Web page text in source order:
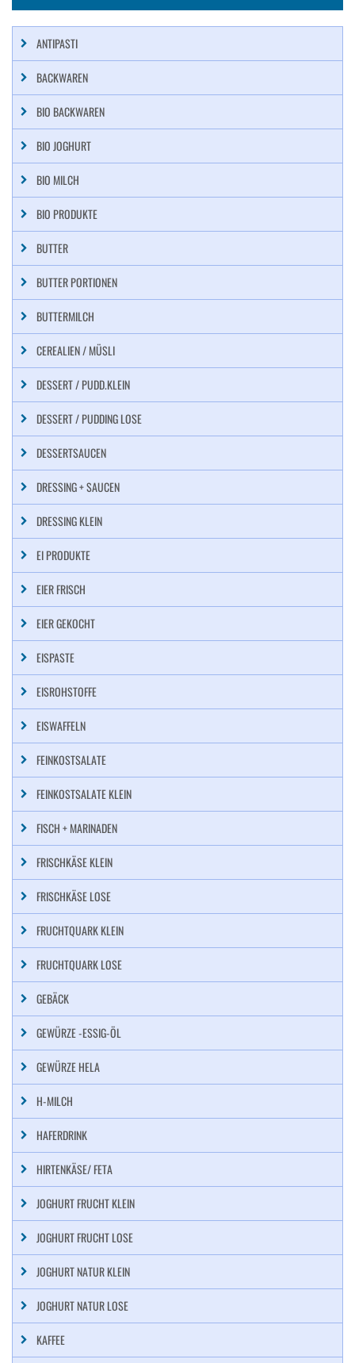
ANTIPASTI
BACKWAREN
BIO BACKWAREN
BIO JOGHURT
BIO MILCH
BIO PRODUKTE
BUTTER
BUTTER PORTIONEN
BUTTERMILCH
CEREALIEN / MÜSLI
DESSERT / PUDD.KLEIN
DESSERT / PUDDING LOSE
DESSERTSAUCEN
DRESSING + SAUCEN
DRESSING KLEIN
EI PRODUKTE
EIER FRISCH
EIER GEKOCHT
EISPASTE
EISROHSTOFFE
EISWAFFELN
FEINKOSTSALATE
FEINKOSTSALATE KLEIN
FISCH + MARINADEN
FRISCHKÄSE KLEIN
FRISCHKÄSE LOSE
FRUCHTQUARK KLEIN
FRUCHTQUARK LOSE
GEBÄCK
GEWÜRZE -ESSIG-ÖL
GEWÜRZE HELA
H-MILCH
HAFERDRINK
HIRTENKÄSE/ FETA
JOGHURT FRUCHT KLEIN
JOGHURT FRUCHT LOSE
JOGHURT NATUR KLEIN
JOGHURT NATUR LOSE
KAFFEE